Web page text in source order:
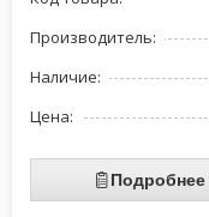
Производитель:
Наличие:
Цена:
Подробнее